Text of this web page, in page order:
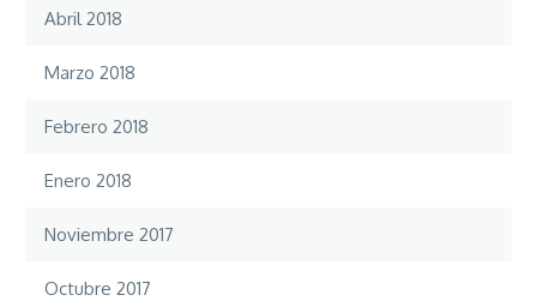
Abril 2018
Marzo 2018
Febrero 2018
Enero 2018
Noviembre 2017
Octubre 2017